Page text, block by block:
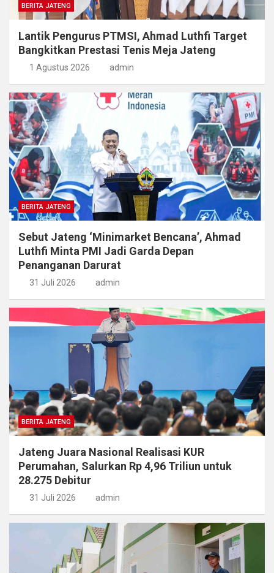
BERITA JATENG
Lantik Pengurus PTMSI, Ahmad Luthfi Target
Bangkitkan Prestasi Tenis Meja Jateng
1 Agustus 2026 admin
BERITA JATENG
Sebut Jateng ‘Minimarket Bencana’, Ahmad
Luthfi Minta PMI Jadi Garda Depan
Penanganan Darurat
31 Juli 2026 admin
BERITA JATENG
Jateng Juara Nasional Realisasi KUR
Perumahan, Salurkan Rp 4,96 Triliun untuk
28.275 Debitur
31 Juli 2026 admin